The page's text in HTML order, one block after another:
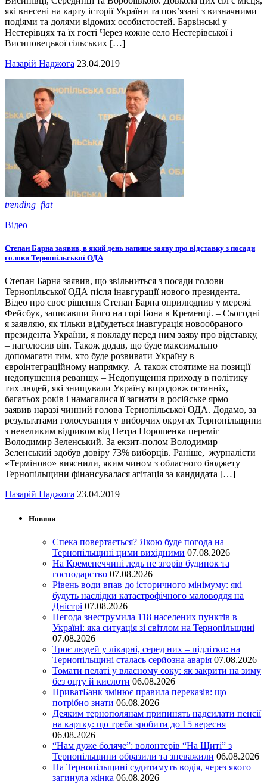
які внесені на карту історії України та пов’язані з визначними
подіями та долями відомих особистостей. Барвінські у
Нестерівцях та їх гості Через кожне село Нестерівської і
Висиповецької сільських […]
Назарій Наджога 23.04.2019
trending_flat
Відео
Степан Барна заявив, в який день напише заяву про відставку з посади
голови Тернопільської ОДА
Степан Барна заявив, що звільниться з посади голови
Тернопільської ОДА після інавгурації нового президента.
Відео про своє рішення Степан Барна оприлюднив у мережі
Фейсбук, записавши його на горі Бона в Кременці. – Сьогодні
я заявляю, як тільки відбудеться інавгурація новообраного
президента України, я покладу перед ним заяву про відставку,
– наголосив він. Також додав, що буде максимально
допомагати тим, хто буде розвивати Україну в
євроінтеграційному напрямку. А також стоятиме на позиції
недопущення реваншу. – Недопущення приходу в політику
тих людей, які знищували Україну впродовж останніх,
багатьох років і намагалися її загнати в російське ярмо –
заявив наразі чинний голова Тернопільської ОДА. Додамо, за
результатами голосування у виборчих округах Тернопільщини
з невеликим відривом від Петра Порошенка переміг
Володимир Зеленський. За екзит-полом Володимир
Зеленський здобув довіру 73% виборців. Раніше, журналісти
«Терміново» вияснили, яким чином з обласного бюджету
Тернопільщини фінансувалася агітація за кандидата […]
Назарій Наджога 23.04.2019
Новини
Спека повертається? Якою буде погода на
Тернопільщині цими вихідними 07.08.2026
На Кременеччині ледь не згорів будинок та
господарство 07.08.2026
Рівень води впав до історичного мінімуму: які
будуть наслідки катастрофічного маловоддя на
Дністрі 07.08.2026
Негода знеструмила 118 населених пунктів в
Україні: яка ситуація зі світлом на Тернопільщині
07.08.2026
Троє людей у лікарні, серед них – підлітки: на
Тернопільщині сталась серйозна аварія 07.08.2026
Томати пелаті у власному соку: як закрити на зиму
без оцту й кислоти 06.08.2026
ПриватБанк змінює правила переказів: що
потрібно знати 06.08.2026
Деяким тернополянам припинять надсилати пенсії
на картку: що треба зробити до 15 вересня
06.08.2026
“Нам дуже боляче”: волонтерів “На Щиті” з
Тернопільщини образили та зневажили 06.08.2026
На Тернопільщині судитимуть водія, через якого
загинула жінка 06.08.2026